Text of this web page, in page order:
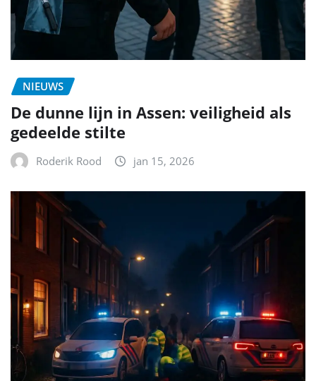
NIEUWS
De dunne lijn in Assen: veiligheid als
gedeelde stilte
Roderik Rood jan 15, 2026